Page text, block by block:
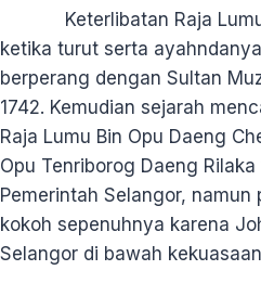
Keterlibatan Raja
ketika turut serta
berperang dengan Sultan
1742. Kemudian sejarah
Raja Lumu Bin Opu Daeng
Opu Tenriborog Daeng
Pemerintah Selangor, namun
kokoh sepenuhnya karena
Selangor di bawah